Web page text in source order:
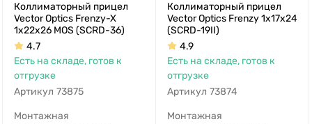
Коллиматорный прицел
Vector Optics Frenzy-X
1x22x26 MOS (SCRD-36)
4.7
Есть на складе, готов к
отгрузке
Артикул 73875
Монтажная
Коллиматорный прицел
Vector Optics Frenzy 1x17x24
(SCRD-19II)
4.9
Есть на складе, готов к
отгрузке
Артикул 73874
Монтажная